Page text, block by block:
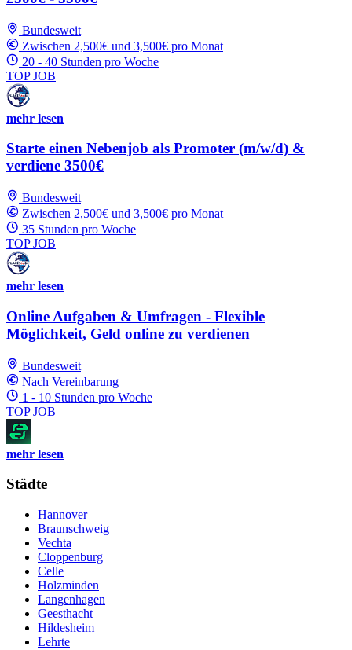
Bundesweit
Zwischen 2,500€ und 3,500€ pro Monat
20 - 40 Stunden pro Woche
TOP JOB
mehr lesen
Starte einen Nebenjob als Promoter (m/w/d) &
verdiene 3500€
Bundesweit
Zwischen 2,500€ und 3,500€ pro Monat
35 Stunden pro Woche
TOP JOB
mehr lesen
Online Aufgaben & Umfragen - Flexible
Möglichkeit, Geld online zu verdienen
Bundesweit
Nach Vereinbarung
1 - 10 Stunden pro Woche
TOP JOB
mehr lesen
Städte
Hannover
Braunschweig
Vechta
Cloppenburg
Celle
Holzminden
Langenhagen
Geesthacht
Hildesheim
Lehrte